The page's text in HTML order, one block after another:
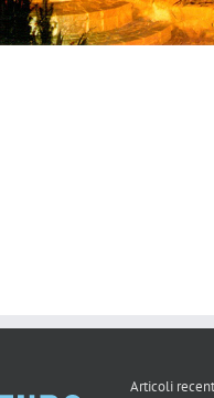
Articoli